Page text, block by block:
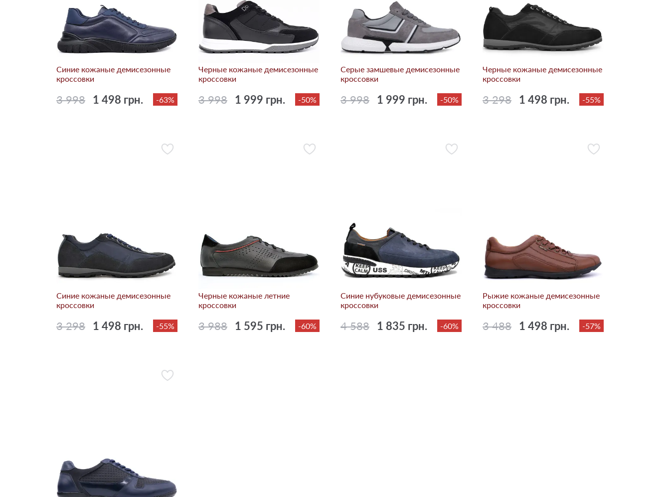
Синие кожаные демисезонные
кроссовки
3 998 1 498 грн. -63%
Черные кожаные демисезонные
кроссовки
3 998 1 999 грн. -50%
Серые замшевые демисезонные
кроссовки
3 998 1 999 грн. -50%
Черные кожаные демисезонные
кроссовки
3 298 1 498 грн. -55%
Синие кожаные демисезонные
кроссовки
3 298 1 498 грн. -55%
Черные кожаные летние
кроссовки
3 988 1 595 грн. -60%
Синие нубуковые демисезонные
кроссовки
4 588 1 835 грн. -60%
Рыжие кожаные демисезонные
кроссовки
3 488 1 498 грн. -57%